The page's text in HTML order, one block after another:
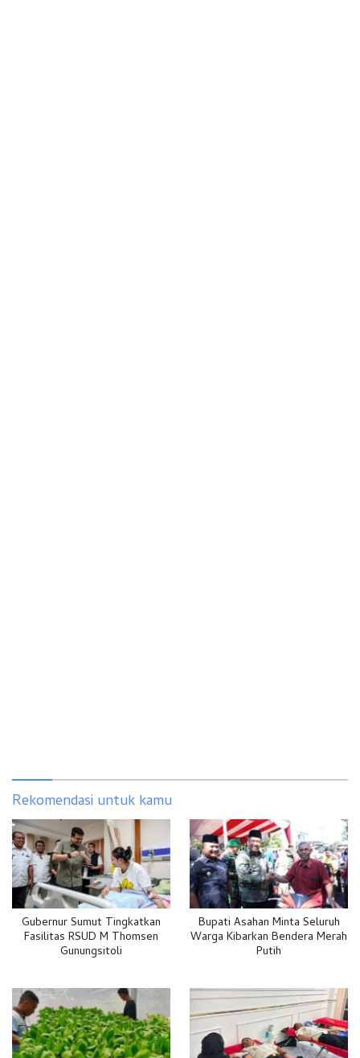
Rekomendasi untuk kamu
Gubernur Sumut Tingkatkan
Fasilitas RSUD M Thomsen
Gunungsitoli
Bupati Asahan Minta Seluruh
Warga Kibarkan Bendera Merah
Putih